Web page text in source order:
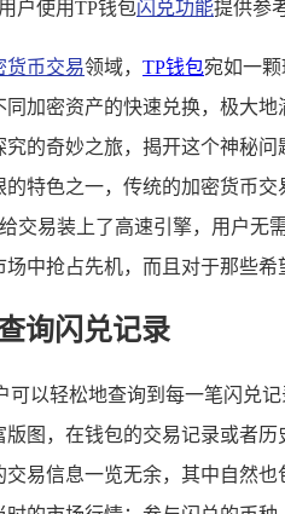
户使用TP钱包闪兑功能提供参
货币交易领域， TP钱包宛如一
加密资产的快速兑换，极大
的奇妙之旅，揭开这个神秘
特色之一，传统的加密货币
交易装上了高速引擎，用户无
中抢占先机，而且对于那些
询闪兑记录
可以轻松地查询到每一笔闪兑
版图，在钱包的交易记录或者
易信息一览无余，其中自然